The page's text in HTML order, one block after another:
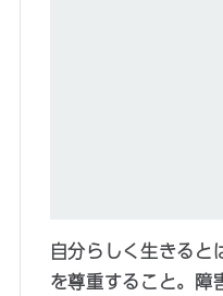
自分らしく生きると
を尊重すること。障